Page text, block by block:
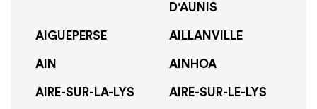
D'AUNIS
AIGUEPERSE AILLANVILLE
AIN AINHOA
AIRE-SUR-LA-LYS AIRE-SUR-LE-LYS